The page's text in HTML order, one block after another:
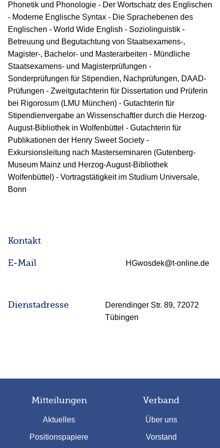
Phonetik und Phonologie - Der Wortschatz des Englischen
- Moderne Englische Syntax - Die Sprachebenen des
Englischen - World Wide English - Soziolinguistik -
Betreuung und Begutachtung von Staatsexamens-,
Magister-, Bachelor- und Masterarbeiten - Mündliche
Staatsexamens- und Magisterprüfungen -
Sonderprüfungen für Stipendien, Nachprüfungen, DAAD-
Prüfungen - Zweitgutachterin für Dissertation und Prüferin
bei Rigorosum (LMU München) - Gutachterin für
Stipendienvergabe an Wissenschaftler durch die Herzog-
August-Bibliothek in Wolfenbüttel - Gutachterin für
Publikationen der Henry Sweet Society -
Exkursionsleitung nach Masterseminaren (Gutenberg-
Museum Mainz und Herzog-August-Bibliothek
Wolfenbüttel) - Vortragstätigkeit im Studium Universale,
Bonn
Kontakt
E-Mail HGwosdek@t-online.de
Dienstadresse
Derendinger Str. 89, 72072
Tübingen
Mitteilungen
Aktuelles
Positionspapiere
Verband
Über uns
Vorstand